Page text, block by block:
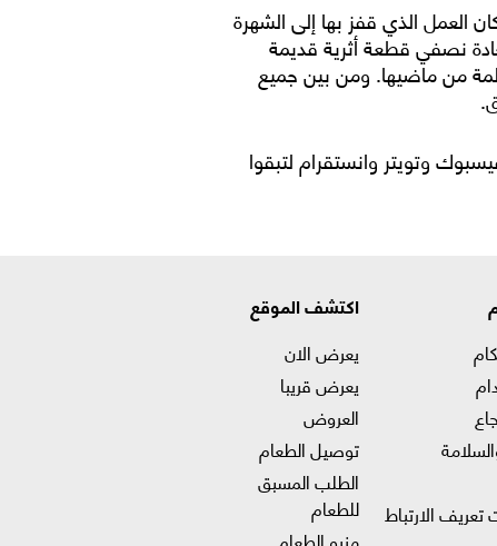
العمل الذي قفز بها إلى الشهرة
نصفي قطعة أثرية قديمة
من ماضيها. ومن بين جميع
وتويتر وانستقرام لتبقوا
الارتباط
اكتشف الموقع
يعرض الان
يعرض قريبا
العروض
توصيل الطعام
الطلب المسبق
للطعام